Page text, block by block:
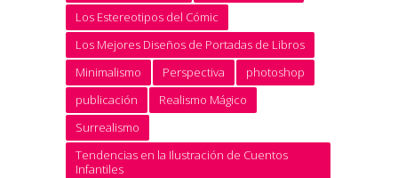
Los Estereotipos del Cómic
Los Mejores Diseños de Portadas de Libros
Minimalismo
Perspectiva
photoshop
publicación
Realismo Mágico
Surrealismo
Tendencias en la Ilustración de Cuentos
Infantiles